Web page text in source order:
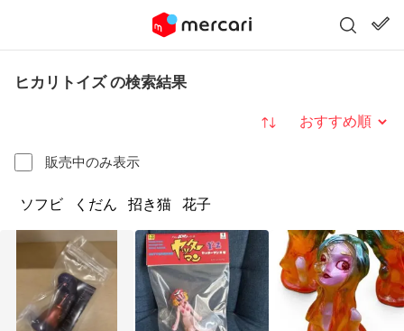
ヒカリトイズ の検索結果
販売中のみ表示
並び替え
ソフビ くだん 招き猫 花子